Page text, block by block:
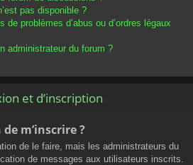
pas disponible ?
problèmes d’abus ou d’ordres légaux
administrateur du forum ?
et d’inscription
m’inscrire ?
de le faire, mais les administrateurs du
de messages aux utilisateurs inscrits.